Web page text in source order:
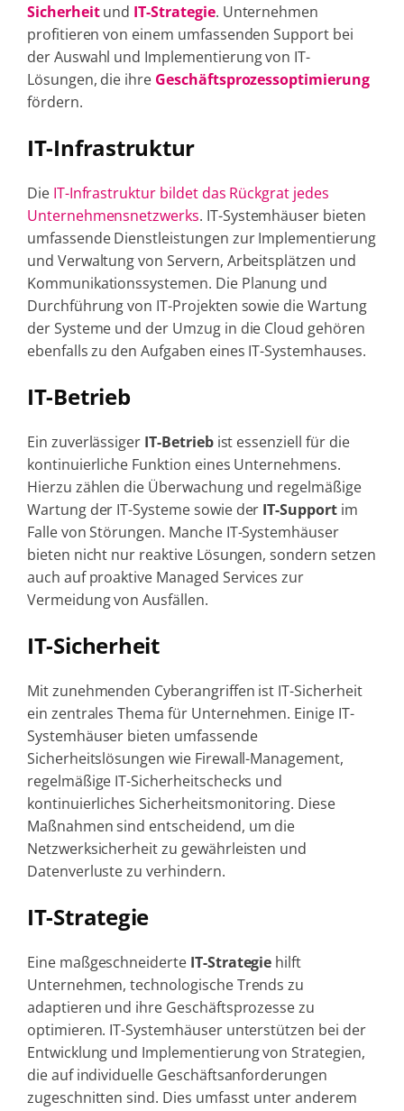
Sicherheitund IT-Strategie. Unternehmen
profitieren von einem umfassenden Support bei
der Auswahl und Implementierung von IT-
Lösungen, die ihre Geschäftsprozessoptimierung
fördern.
IT-Infrastruktur
Die IT-Infrastruktur bildet das Rückgrat jedes
Unternehmensnetzwerks. IT-Systemhäuser bieten
umfassende Dienstleistungen zur Implementierung
und Verwaltung von Servern, Arbeitsplätzen und
Kommunikationssystemen. Die Planung und
Durchführung von IT-Projekten sowie die Wartung
der Systeme und der Umzug in die Cloud gehören
ebenfalls zu den Aufgaben eines IT-Systemhauses.
IT-Betrieb
Ein zuverlässiger IT-Betriebist essenziell für die
kontinuierliche Funktion eines Unternehmens.
Hierzu zählen die Überwachung und regelmäßige
Wartung der IT-Systeme sowie der IT-Supportim
Falle von Störungen. Manche IT-Systemhäuser
bieten nicht nur reaktive Lösungen, sondern setzen
auch aufproaktive Managed Services zur
Vermeidung von Ausfällen.
IT-Sicherheit
Mit zunehmenden Cyberangriffen ist IT-Sicherheit
ein zentrales Thema für Unternehmen. Einige IT-
Systemhäuser bieten umfassende
Sicherheitslösungen wie Firewall-Management,
regelmäßige IT-Sicherheitschecks und
kontinuierliches Sicherheitsmonitoring. Diese
Maßnahmen sind entscheidend, um die
Netzwerksicherheit zu gewährleisten und
Datenverluste zu verhindern.
IT-Strategie
Eine maßgeschneiderte IT-Strategie hilft
Unternehmen, technologische Trends zu
adaptieren und ihre Geschäftsprozesse zu
optimieren. IT-Systemhäuser unterstützen bei der
Entwicklung und Implementierung von Strategien,
die auf individuelle Geschäftsanforderungen
zugeschnitten sind. Dies umfasst unter anderem